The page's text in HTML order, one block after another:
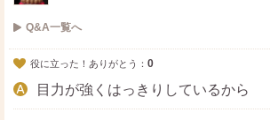
Q&A一覧へ
役に立った！ありがとう： 0
目力が強くはっきりしているから